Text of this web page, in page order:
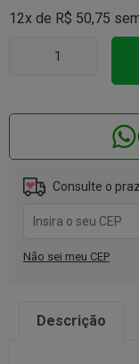
12x de R$ 50,75
Consulte o
Não sei meu CEP
Descrição